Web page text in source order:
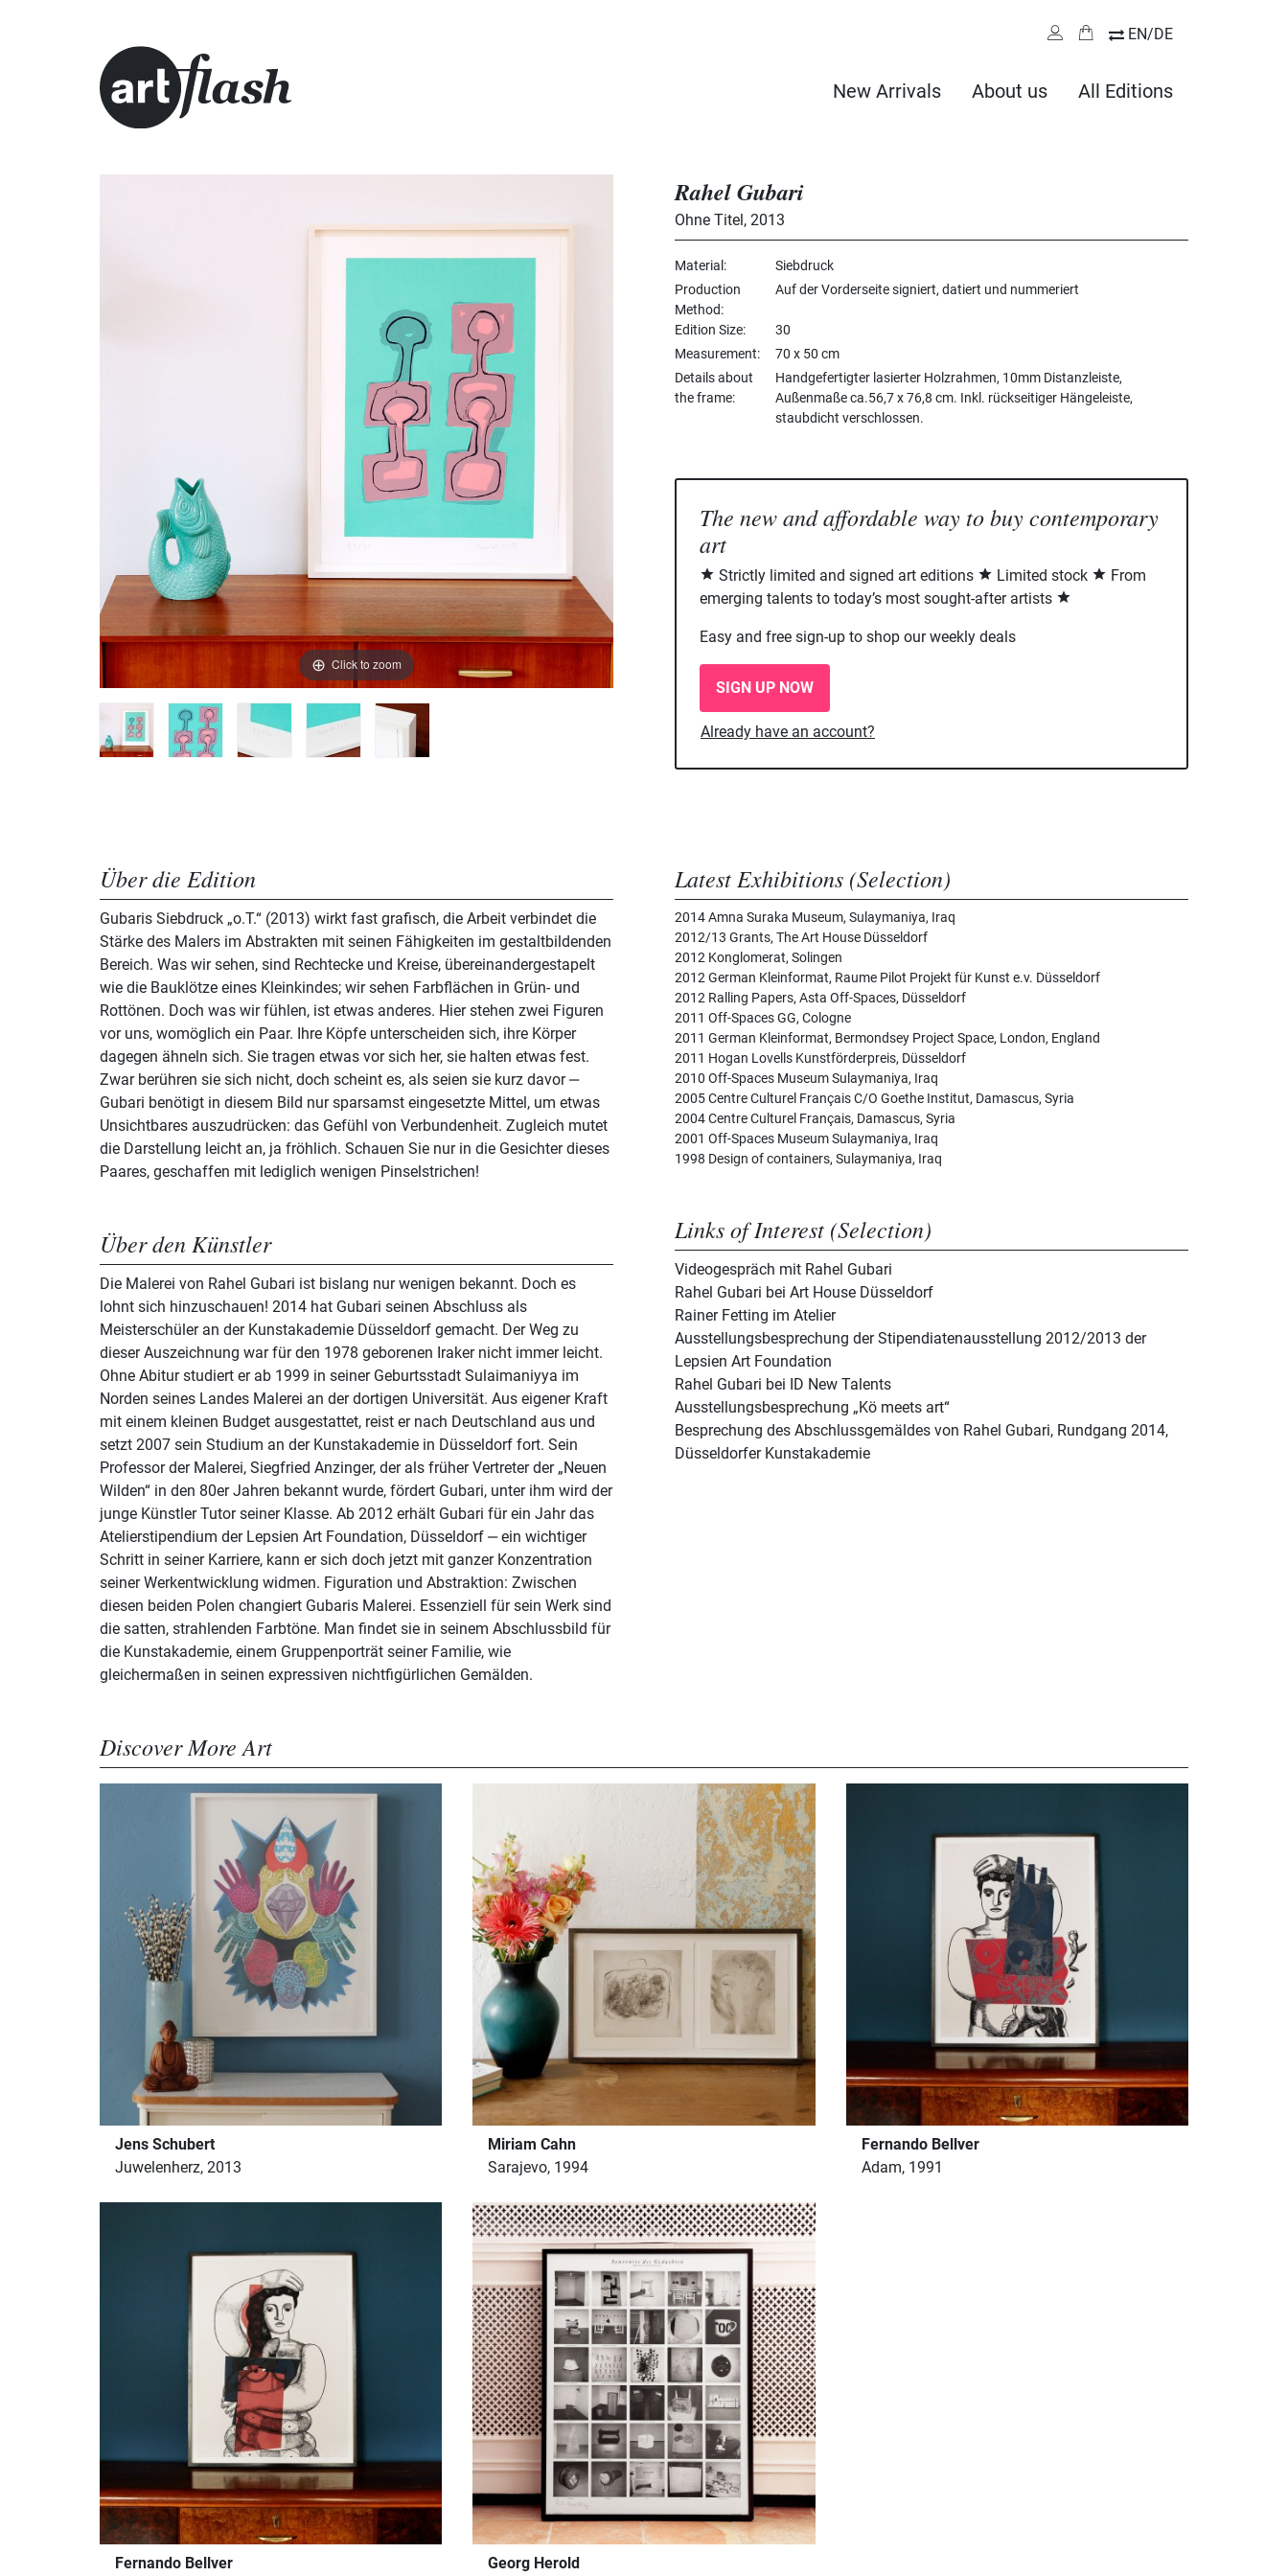
EN/DE
New Arrivals About us All Editions
Click to zoom
Rahel Gubari
Ohne Titel, 2013
Material
Siebdruck
Production
Method
Auf der Vorderseite signiert, datiert und nummeriert
Edition Size
30
Measurement
70 x 50 cm
Details about
the frame
Handgefertigter lasierter Holzrahmen, 10mm Distanzleiste,
Außenmaße ca.56,7 x 76,8 cm. Inkl. rückseitiger Hängeleiste,
staubdicht verschlossen.
The new and affordable way to buy contemporary
art
Strictly limited and signed art editions Limited stock
From
emerging talents to today’s most sought-after artists
Easy and free sign-up to shop our weekly deals
SIGN UP NOW
Already have an account?
Über die Edition
Gubaris Siebdruck „o.T.“ (2013) wirkt fast grafisch, die Arbeit verbindet die
Stärke des Malers im Abstrakten mit seinen Fähigkeiten im gestaltbildenden
Bereich. Was wir sehen, sind Rechtecke und Kreise, übereinandergestapelt
wie die Bauklötze eines Kleinkindes; wir sehen Farbflächen in Grün- und
Rottönen. Doch was wir fühlen, ist etwas anderes. Hier stehen zwei Figuren
vor uns, womöglich ein Paar. Ihre Köpfe unterscheiden sich, ihre Körper
dagegen ähneln sich. Sie tragen etwas vor sich her, sie halten etwas fest.
Zwar berühren sie sich nicht, doch scheint es, als seien sie kurz davor ‒
Gubari benötigt in diesem Bild nur sparsamst eingesetzte Mittel, um etwas
Unsichtbares auszudrücken: das Gefühl von Verbundenheit. Zugleich mutet
die Darstellung leicht an, ja fröhlich. Schauen Sie nur in die Gesichter dieses
Paares, geschaffen mit lediglich wenigen Pinselstrichen!
Über den Künstler
Die Malerei von Rahel Gubari ist bislang nur wenigen bekannt. Doch es
lohnt sich hinzuschauen! 2014 hat Gubari seinen Abschluss als
Meisterschüler an der Kunstakademie Düsseldorf gemacht. Der Weg zu
dieser Auszeichnung war für den 1978 geborenen Iraker nicht immer leicht.
Ohne Abitur studiert er ab 1999 in seiner Geburtsstadt Sulaimaniyya im
Norden seines Landes Malerei an der dortigen Universität. Aus eigener Kraft
mit einem kleinen Budget ausgestattet, reist er nach Deutschland aus und
setzt 2007 sein Studium an der Kunstakademie in Düsseldorf fort. Sein
Professor der Malerei, Siegfried Anzinger, der als früher Vertreter der „Neuen
Wilden“ in den 80er Jahren bekannt wurde, fördert Gubari, unter ihm wird der
junge Künstler Tutor seiner Klasse. Ab 2012 erhält Gubari für ein Jahr das
Atelierstipendium der Lepsien Art Foundation, Düsseldorf ‒ ein wichtiger
Schritt in seiner Karriere, kann er sich doch jetzt mit ganzer Konzentration
seiner Werkentwicklung widmen. Figuration und Abstraktion: Zwischen
diesen beiden Polen changiert Gubaris Malerei. Essenziell für sein Werk sind
die satten, strahlenden Farbtöne. Man findet sie in seinem Abschlussbild für
die Kunstakademie, einem Gruppenporträt seiner Familie, wie
gleichermaßen in seinen expressiven nichtfigürlichen Gemälden.
Latest Exhibitions (Selection)
2014 Amna Suraka Museum, Sulaymaniya, Iraq
2012/13 Grants, The Art House Düsseldorf
2012 Konglomerat, Solingen
2012 German Kleinformat, Raume Pilot Projekt für Kunst e.v. Düsseldorf
2012 Ralling Papers, Asta Off-Spaces, Düsseldorf
2011 Off-Spaces GG, Cologne
2011 German Kleinformat, Bermondsey Project Space, London, England
2011 Hogan Lovells Kunstförderpreis, Düsseldorf
2010 Off-Spaces Museum Sulaymaniya, Iraq
2005 Centre Culturel Français C/O Goethe Institut, Damascus, Syria
2004 Centre Culturel Français, Damascus, Syria
2001 Off-Spaces Museum Sulaymaniya, Iraq
1998 Design of containers, Sulaymaniya, Iraq
Links of Interest (Selection)
Videogespräch mit Rahel Gubari
Rahel Gubari bei Art House Düsseldorf
Rainer Fetting im Atelier
Ausstellungsbesprechung der Stipendiatenausstellung 2012/2013 der
Lepsien Art Foundation
Rahel Gubari bei ID New Talents
Ausstellungsbesprechung „Kö meets art“
Besprechung des Abschlussgemäldes von Rahel Gubari, Rundgang 2014,
Düsseldorfer Kunstakademie
Discover More Art
Jens Schubert
Juwelenherz, 2013
Miriam Cahn
Sarajevo, 1994
Fernando Bellver
Adam, 1991
Fernando Bellver Georg Herold